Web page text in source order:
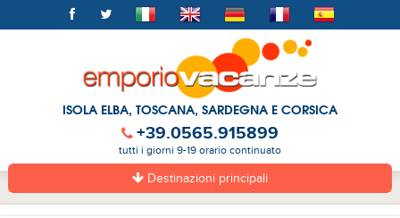
ISOLA ELBA, TOSCANA, SARDEGNA E CORSICA
+39.0565.915899
tutti i giorni 9-19 orario continuato
Destinazioni principali